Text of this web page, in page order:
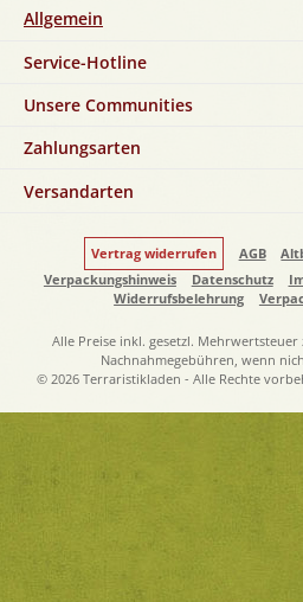
Allgemein
Service-Hotline
Unsere Communities
Zahlungsarten
Versandarten
Vertrag widerrufen AGB
Verpackungshinweis
Datenschutz
Widerrufsbelehrung
Alle Preise inkl. gesetzl. Mehrwertsteuer
Nachnahmegebühren, wenn
© 2026 Terraristikladen - Alle Rechte